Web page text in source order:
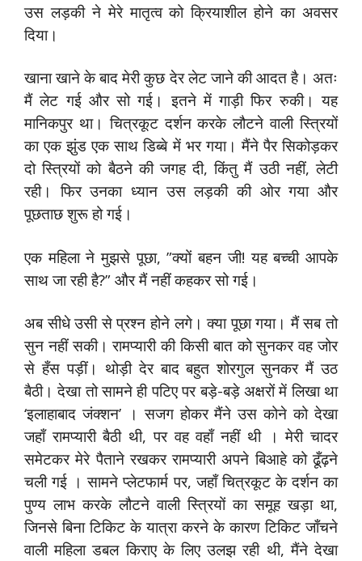
उस लड़की ने मेरे मातृत्व को क्रियाशील होने का अवसर
दिया।
खाना खाने के बाद मेरी कुछ देर लेट जाने की आदत है। अतः
मैं लेट गई और सो गई। इतने में गाड़ी फिर रुकी। यह
मानिकपुर था। चित्रकूट दर्शन करके लौटने वाली स्त्रियों
का एक झुंड एक साथ डिब्बे में भर गया। मैंने पैर सिकोड़कर
दो स्त्रियों को बैठने की जगह दी, किंतु मैं उठी नहीं, लेटी
रही। फिर उनका ध्यान उस लड़की की ओर गया और
पूछताछ शुरू हो गई।
एक महिला ने मुझसे पूछा, ”क्यों बहन जी! यह बच्ची आपके
साथ जा रही है?” और मैं नहीं कहकर सो गई।
अब सीधे उसी से प्रश्न होने लगे। क्या पूछा गया। मैं सब तो
सुन नहीं सकी। रामप्यारी की किसी बात को सुनकर वह जोर
से हँस पड़ीं। थोड़ी देर बाद बहुत शोरगुल सुनकर मैं उठ
बैठी। देखा तो सामने ही पटिए पर बड़े-बड़े अक्षरों में लिखा था
‘इलाहाबाद जंक्शन’ । सजग होकर मैंने उस कोने को देखा
जहाँ रामप्यारी बैठी थी, पर वह वहाँ नहीं थी । मेरी चादर
समेटकर मेरे पैताने रखकर रामप्यारी अपने बिआहे को ढूँढ़ने
चली गई । सामने प्लेटफार्म पर, जहाँ चित्रकूट के दर्शन का
पुण्य लाभ करके लौटने वाली स्त्रियों का समूह खड़ा था,
जिनसे बिना टिकिट के यात्रा करने के कारण टिकिट जाँचने
वाली महिला डबल किराए के लिए उलझ रही थी, मैंने देखा